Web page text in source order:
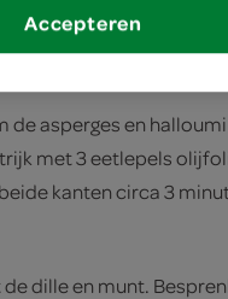
de asperges en
met 3 eetlepels
kanten circa 3
dille en munt.
Accepteren